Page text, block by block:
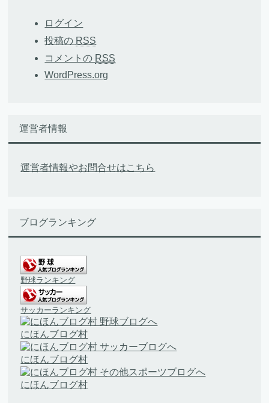
ログイン
投稿の RSS
コメントの RSS
WordPress.org
運営者情報
運営者情報やお問合せはこちら
ブログランキング
野球ランキング
サッカーランキング
にほんブログ村
にほんブログ村
にほんブログ村